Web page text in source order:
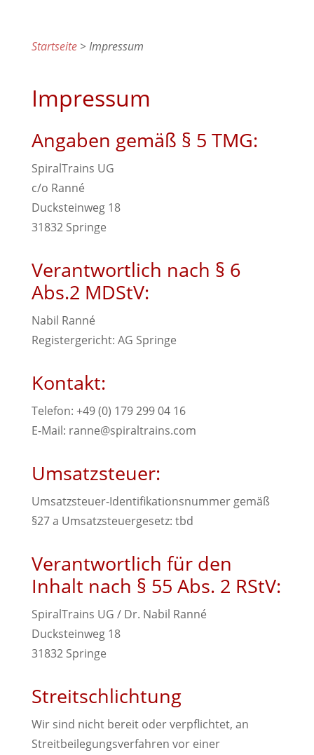
Startseite> Impressum
Impressum
Angaben gemäß § 5 TMG:
SpiralTrains UG
c/o Ranné
Ducksteinweg 18
31832 Springe
Verantwortlich nach § 6
Abs.2 MDStV:
Nabil Ranné
Registergericht: AG Springe
Kontakt:
Telefon: +49 (0) 179 299 04 16
E-Mail: ranne@spiraltrains.com
Umsatzsteuer:
Umsatzsteuer-Identifikationsnummer gemäß
§27 a Umsatzsteuergesetz: tbd
Verantwortlich für den
Inhalt nach § 55 Abs. 2 RStV:
SpiralTrains UG / Dr. Nabil Ranné
Ducksteinweg 18
31832 Springe
Streitschlichtung
Wir sind nicht bereit oder verpflichtet, an
Streitbeilegungsverfahren vor einer